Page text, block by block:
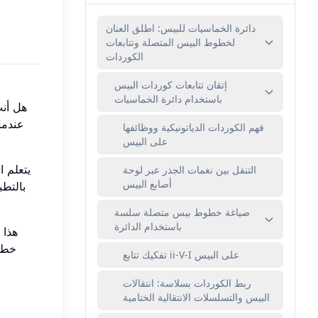
هل
دائرة الخماسيات للبيس: اطلق العنان
لخطوط البيس المتصلة وتتابعات
الكوردات
إتقان تتابعات كوردات البيس
باستخدام دائرة الخماسيات
فهم الكوردات الدياتونيكية ووظائفها
على البيس
التنقل بين نغمات الجذر عبر لوحة
أصابع البيس
صياغة خطوط بيس متصلة سلسة
باستخدام الدائرة
تفكيك تتابع ii-V-I على البيس
ربط الكوردات بسلاسة: انتقالات
البيس والتسلسلات الانتقالية الختامية